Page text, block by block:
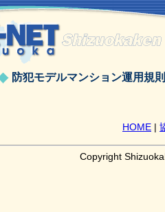
防犯モデルマンション運用規
HOME |
Copyright